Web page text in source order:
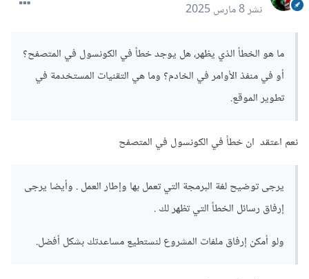
نشر8 مارس 2025
ما هو الخطأ الذي يظهر، هل يوجد خطأ في الكونسول في المتصفح؟
أو في منفذ الأوامر في الخادم؟ وما هي التقنيات المستخدمة في
تطوير الموقع.
نعم اعتقد ان خطأ في الكونسول في المتصفح
يرجى توضيح لغة البرمجة التي تعمل بها وإطار العمل . وأيضا يرجى
إرفاق رسائل الخطأ التي تظهر لك .
ولو أمكن إرفاق ملفات المشروع لنستطيع مساعدتك بشكل أفضل.